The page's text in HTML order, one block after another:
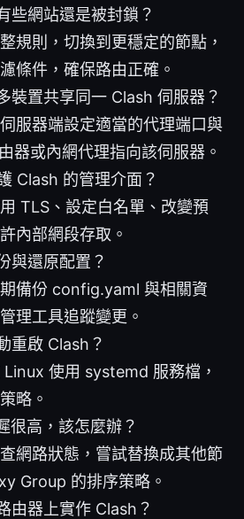
些網站還是被封鎖？
規則，切換到更穩定的節點，
條件，確保路由正確。
裝置共享同一 Clash 伺服器？
服器端設定適當的代理端口與
器或內網代理指向該伺服器。
Clash 的管理介面？
TLS、設定白名單、改變預
內部網段存取。
與還原配置？
備份 config.yaml 與相關資
理工具追蹤變更。
重啟 Clash？
使用 systemd 服務檔，
略。
很高，該怎麼辦？
網路狀態，嘗試替換成其他節
Group 的排序策略。
由器上實作 Clash？